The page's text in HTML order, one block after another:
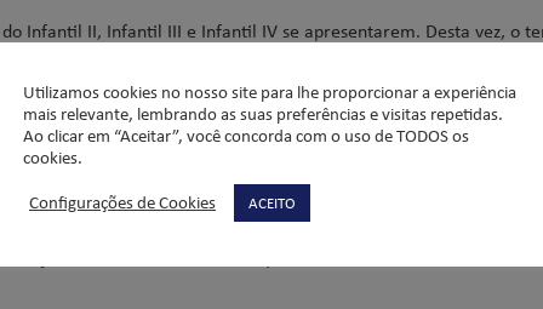
Infantil II, Infantil III e Infantil IV se apresentarem. Desta vez, o
as histórias da Chapeuzinho Vermelho, A festa no Céu e O
músicas de Natal preparadas pelos professores de Inglês e de
de muito aprendizado através de brincadeiras e diversão na
Infantil 2023 – Infantil II, III e IV
Utilizamos cookies no nosso site para lhe proporcionar a experiência
mais relevante, lembrando as suas preferências e visitas repetidas.
Ao clicar em “Aceitar”, você concorda com o uso de TODOS os
cookies.
Configurações de Cookies
ACEITO